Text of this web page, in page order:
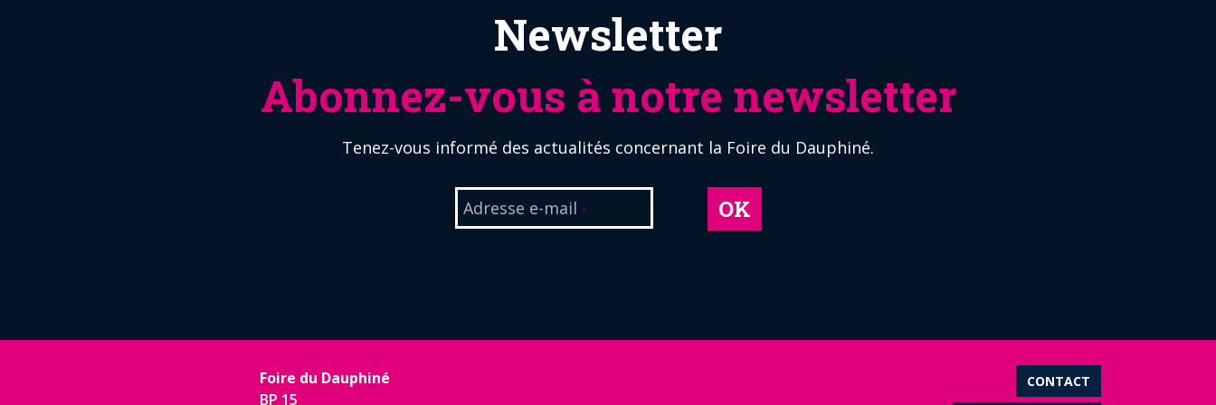
Newsletter
Abonnez-vous à notre newsletter
Tenez-vous informé des actualités concernant la Foire du Dauphiné.
Adresse e-mail * OK
Foire du Dauphiné
BP 15
CONTACT